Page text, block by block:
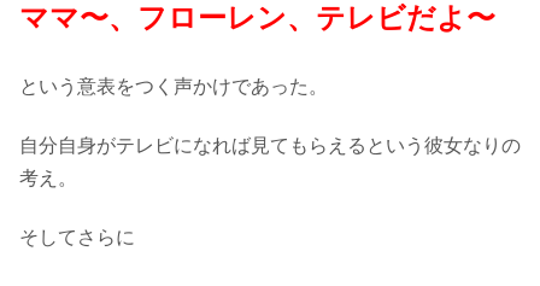
ママ〜、フローレン、 テレビだよ〜
という意表をつく声かけであった。
自分自身がテレビになれば見てもらえるという彼女なりの
考え。
そしてさらに